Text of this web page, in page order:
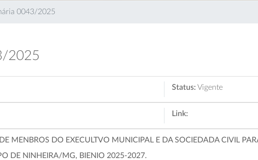
0043/2025
2025
Status: Vigente
Link:
MENBROS DO EXECULTVO MUNICIPAL E DA SOCIEDADA CIVIL
DE NINHEIRA/MG, BIENIO 2025-2027.